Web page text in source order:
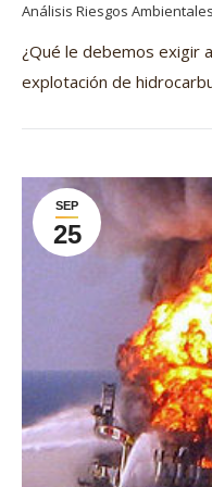
Análisis Riesgos Ambientales
¿Qué le debemos exigir
explotación de
SEP
25